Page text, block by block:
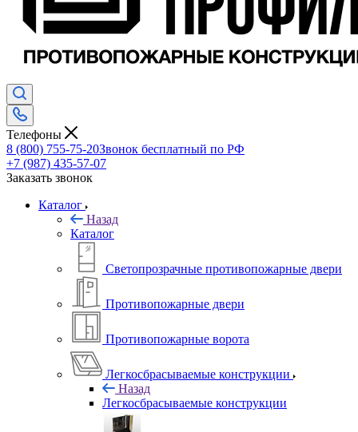
Телефоны
8 (800) 755-75-20Звонок бесплатный по РФ
+7 (987) 435-57-07
Заказать звонок
Каталог
Назад
Каталог
Светопрозрачные противопожарные двери
Противопожарные двери
Противопожарные ворота
Легкосбрасываемые конструкции
Назад
Легкосбрасываемые конструкции